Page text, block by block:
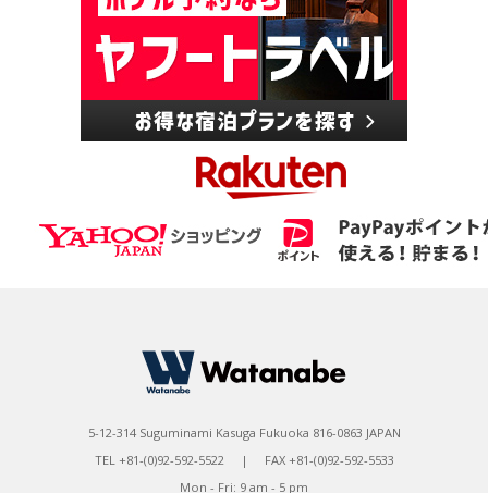
5-12-314 Suguminami Kasuga Fukuoka 816-0863 JAPAN
TEL +81-(0)92-592-5522 | FAX +81-(0)92-592-5533
Mon - Fri: 9 am - 5 pm